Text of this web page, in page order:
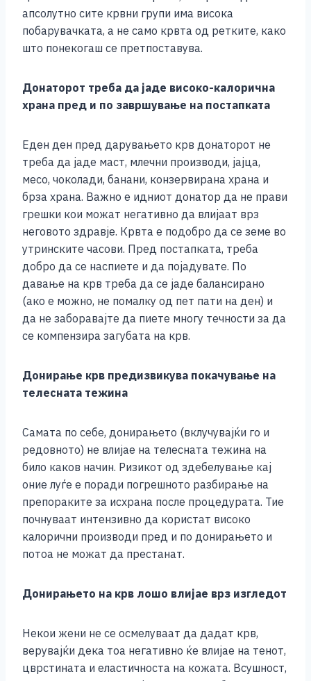
апсолутно сите крвни групи има висока
побарувачката, а не само крвта од ретките, како
што понекогаш се претпоставува.
Донаторот треба да јаде високо-калорична
храна пред и по завршување на постапката
Еден ден пред дарувањето крв донаторот не
треба да јаде маст, млечни производи, јајца,
месо, чоколади, банани, конзервирана храна и
брза храна. Важно е идниот донатор да не прави
грешки кои можат негативно да влијаат врз
неговото здравје. Крвта е подобро да се земе во
утринските часови. Пред постапката, треба
добро да се наспиете и да појадувате. По
давање на крв треба да се јаде балансирано
(ако е можно, не помалку од пет пати на ден) и
да не заборавајте да пиете многу течности за да
се компензира загубата на крв.
Донирање крв предизвикува покачување на
телесната тежина
Самата по себе, донирањето (вклучувајќи го и
редовното) не влијае на телесната тежина на
било каков начин. Ризикот од здебелување кај
оние луѓе е поради погрешното разбирање на
препораките за исхрана после процедурата. Тие
почнуваат интензивно да користат високо
калорични производи пред и по донирањето и
потоа не можат да престанат.
Донирањето на крв лошо влијае врз изгледот
Некои жени не се осмелуваат да дадат крв,
верувајќи дека тоа негативно ќе влијае на тенот,
цврстината и еластичноста на кожата. Всушност,